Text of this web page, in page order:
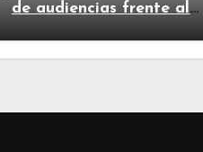
de audiencias frente al